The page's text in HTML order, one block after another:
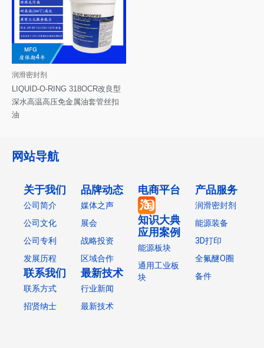
润滑密封剂
LIQUID-O-RING 318OCR改良型
深水高温高压免金属油套管丝扣
油
网站导航
关于我们
公司简介
公司文化
公司专利
发展历程
联系我们
联系方式
招贤纳士
品牌动态
媒体之声
展会
战略投资
区域合作
最新技术
行业新闻
最新技术
电商平台
知识大典
应用案例
能源板块
通用工业板
块
产品服务
润滑密封剂
能源装备
3D打印
全氟醚O圈
备件